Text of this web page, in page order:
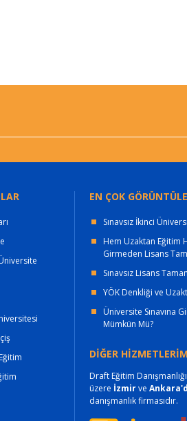
EN ÇOK
Sınavsız İkinci
Hem Uzaktan Eğitim
Girmeden Lisans
Sınavsız Lisans
YÖK Denkliği ve
Üniversite Sınavına
Mümkün Mü?
DİĞER
Draft Eğitim
üzere İzmirve
danışmanlık firmasıdır.